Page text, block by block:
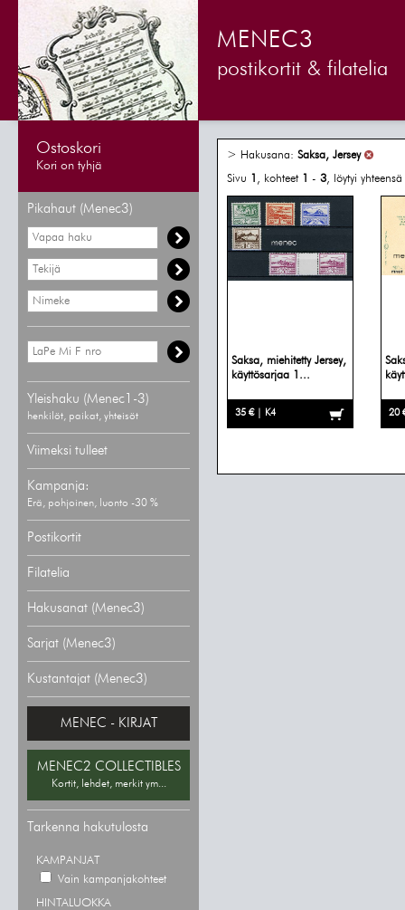
MENEC3
postikortit & filatelia
Ostoskori
Kori on tyhjä
Pikahaut (Menec3)
Yleishaku (Menec1-3)
henkilöt, paikat, yhteisöt
Viimeksi tulleet
Kampanja:
Erä, pohjoinen, luonto -30 %
Postikortit
Filatelia
Hakusanat (Menec3)
Sarjat (Menec3)
Kustantajat (Menec3)
MENEC - KIRJAT
MENEC2 COLLECTIBLES
Kortit, lehdet, merkit ym...
Tarkenna hakutulosta
KAMPANJAT
Vain kampanjakohteet
HINTALUOKKA
> Hakusana: Saksa, Jersey
Sivu 1 , kohteet 1 - 3, löytyi yhteensä
Saksa, miehitetty Jersey,
käyttösarjaa 1...
35 € | K4 20